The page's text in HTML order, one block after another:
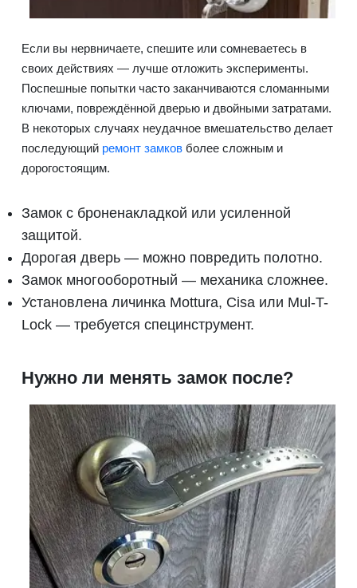
Если вы нервничаете, спешите или сомневаетесь в
своих действиях — лучше отложить эксперименты.
Поспешные попытки часто заканчиваются сломанными
ключами, повреждённой дверью и двойными затратами.
В некоторых случаях неудачное вмешательство делает
последующий ремонт замков более сложным и
дорогостоящим.
Замок с броненакладкой или усиленной
защитой.
Дорогая дверь — можно повредить полотно.
Замок многооборотный — механика сложнее.
Установлена личинка Mottura, Cisa или Mul-T-
Lock — требуется специнструмент.
Нужно ли менять замок после?